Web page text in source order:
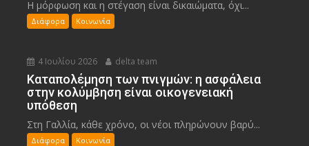
Η μόρφωση και η στέγαση είναι δικαιώματα, όχι...
Διάφορα Κοινωνία
4 Ιουλίου 2026 delta team
Καταπολέμηση των πνιγμών: η ασφάλεια
στην κολύμβηση είναι οικογενειακή
υπόθεση
Στη Γαλλία, κάθε χρόνο, οι νέοι πληρώνουν βαρύ...
Διάφορα Κοινωνία